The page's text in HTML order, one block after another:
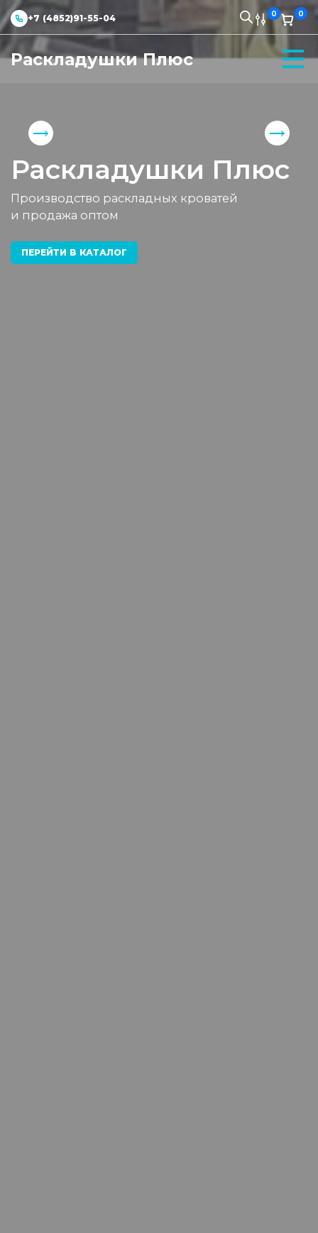
+7 (4852)91-55-04 0 0
Раскладушки Плюс
Раскладушки Плюс
Производство раскладных кроватей
и продажа оптом
ПЕРЕЙТИ В КАТАЛОГ